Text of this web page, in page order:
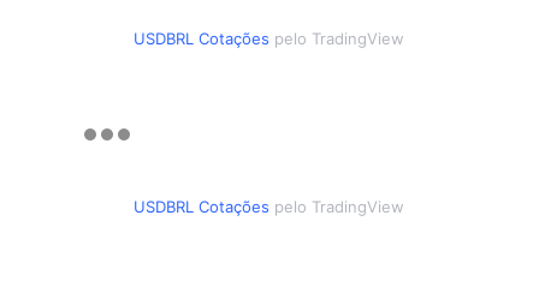
USDBRL Cotações pelo TradingView
USDBRL Cotações pelo TradingView